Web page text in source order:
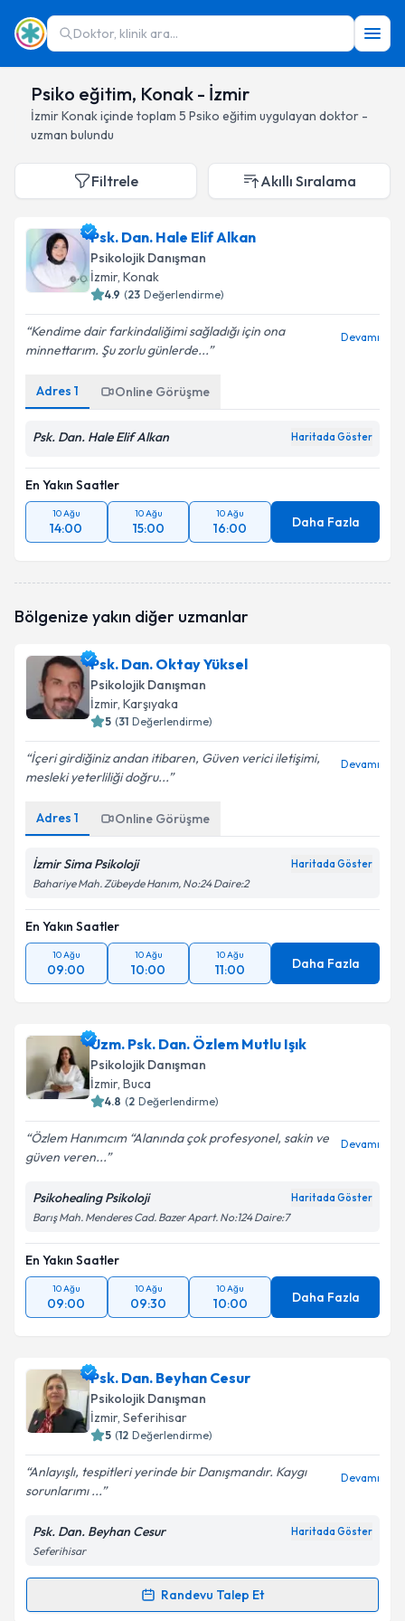
Doktor, klinik ara...
Psiko eğitim, Konak - İzmir
İzmirKonakiçinde toplam 5 Psiko eğitim uygulayan doktor -
uzman bulundu
Filtrele Akıllı Sıralama
Psk. Dan. Hale Elif Alkan
Psikolojik Danışman
İzmir, Konak
4.9 (23 Değerlendirme)
Kendime dair farkindaliğimi sağladığı için ona
minnettarım. Şu zorlu günlerde...
Devamı
Adres 1 Online Görüşme
Psk. Dan. Hale Elif Alkan Haritada Göster
En Yakın Saatler
10 Ağu
14:00
10 Ağu
15:00
10 Ağu
16:00 Daha Fazla
Bölgenize yakın diğer uzmanlar
Psk. Dan. Oktay Yüksel
Psikolojik Danışman
İzmir, Karşıyaka
5 (31 Değerlendirme)
İçeri girdiğiniz andan itibaren, Güven verici iletişimi,
mesleki yeterliliği doğru...
Devamı
Adres 1 Online Görüşme
İzmir Sima Psikoloji Haritada Göster
Bahariye Mah. Zübeyde Hanım, No:24 Daire:2
En Yakın Saatler
10 Ağu
09:00
10 Ağu
10:00
10 Ağu
11:00 Daha Fazla
Uzm. Psk. Dan. Özlem Mutlu Işık
Psikolojik Danışman
İzmir, Buca
4.8 (2 Değerlendirme)
Özlem Hanımcım “Alanında çok profesyonel, sakin ve
güven veren...
Devamı
Psikohealing Psikoloji Haritada Göster
Barış Mah. Menderes Cad. Bazer Apart. No:124 Daire:7
En Yakın Saatler
10 Ağu
09:00
10 Ağu
09:30
10 Ağu
10:00 Daha Fazla
Psk. Dan. Beyhan Cesur
Psikolojik Danışman
İzmir, Seferihisar
5 (12 Değerlendirme)
Anlayışlı, tespitleri yerinde bir Danışmandır. Kaygı
sorunlarımı ...
Devamı
Psk. Dan. Beyhan Cesur Haritada Göster
Seferihisar
Randevu Talep Et
Randevu Takvimi Talebi